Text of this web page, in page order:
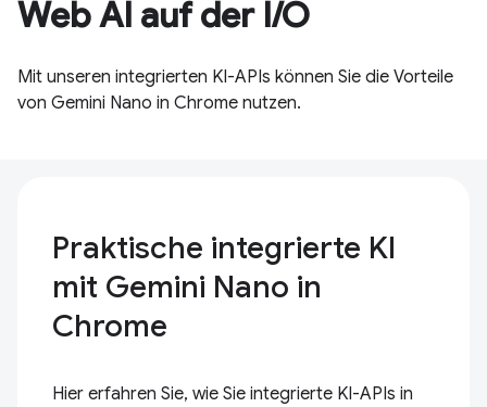
Web AI auf der I/O
Mit unseren integrierten KI-APIs können Sie die Vorteile
von Gemini Nano in Chrome nutzen.
Praktische integrierte KI
mit Gemini Nano in
Chrome
Hier erfahren Sie, wie Sie integrierte KI-APIs in